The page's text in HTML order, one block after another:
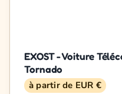
EXOST - Voiture
Tornado
à partir de EUR €